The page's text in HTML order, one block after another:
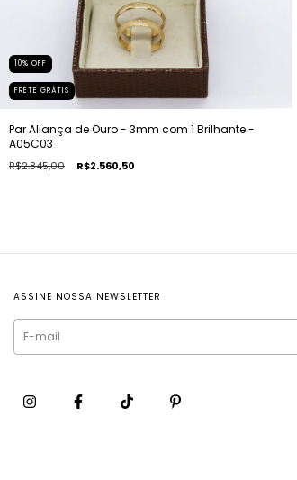
10% OFF
FRETE GRÁTIS
Par Aliança de Ouro - 3mm com 1 Brilhante -
A05C03
R$2.845,00 R$2.560,50
ASSINE NOSSA NEWSLETTER